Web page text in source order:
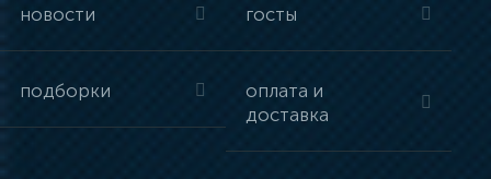
новости госты
подборки
оплата и
доставка